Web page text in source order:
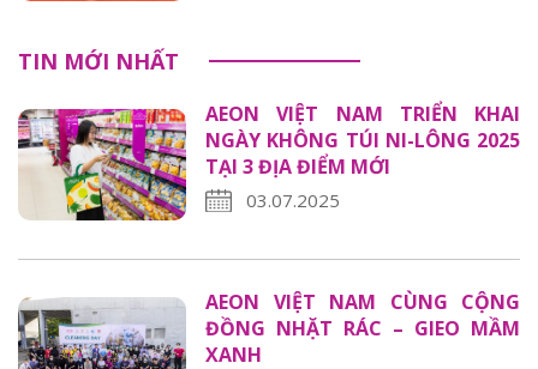
TIN MỚI NHẤT
AEON VIỆT NAM TRIỂN KHAI
NGÀY KHÔNG TÚI NI-LÔNG 2025
TẠI 3 ĐỊA ĐIỂM MỚI
03.07.2025
AEON VIỆT NAM CÙNG CỘNG
ĐỒNG NHẶT RÁC – GIEO MẦM
XANH